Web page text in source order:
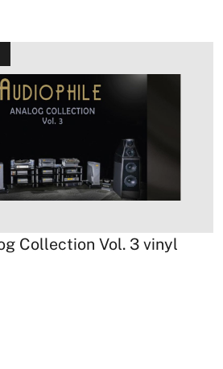
Collection Vol. 3 vinyl